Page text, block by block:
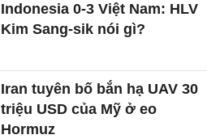
Indonesia 0-3 Việt Nam: HLV
Kim Sang-sik nói gì?
Iran tuyên bố bắn hạ UAV 30
triệu USD của Mỹ ở eo
Hormuz